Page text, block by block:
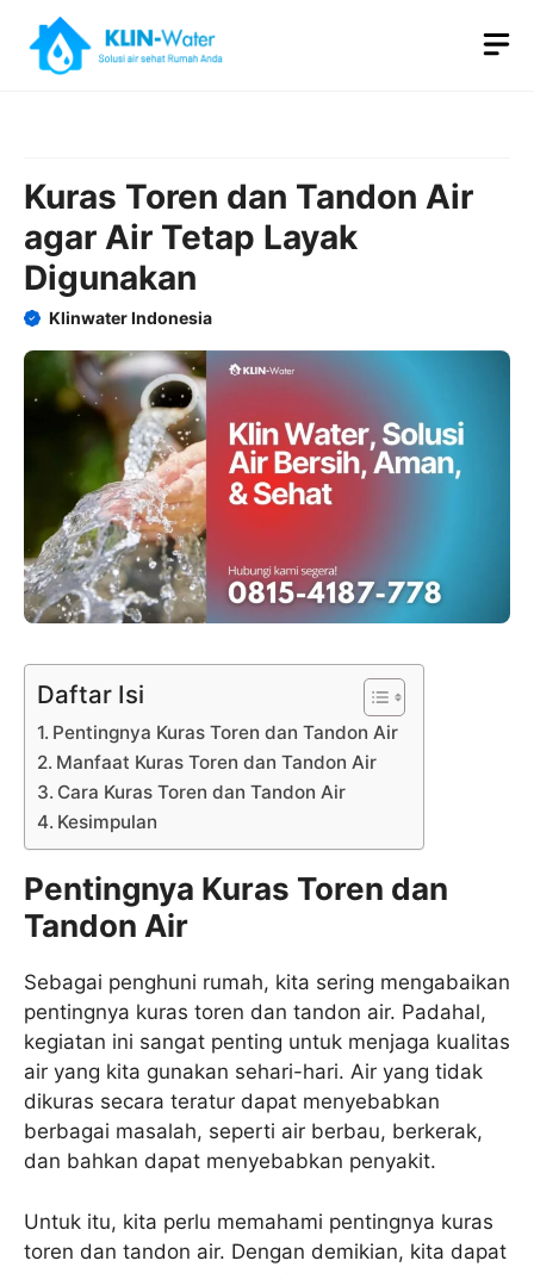
content
Kuras Toren dan Tandon Air
agar Air Tetap Layak
Digunakan
Klinwater Indonesia
Daftar Isi
Pentingnya Kuras Toren dan Tandon Air
Manfaat Kuras Toren dan Tandon Air
Cara Kuras Toren dan Tandon Air
Kesimpulan
Pentingnya Kuras Toren dan
Tandon Air
Sebagai penghuni rumah, kita sering mengabaikan
pentingnya kuras toren dan tandon air. Padahal,
kegiatan ini sangat penting untuk menjaga kualitas
air yang kita gunakan sehari-hari. Air yang tidak
dikuras secara teratur dapat menyebabkan
berbagai masalah, seperti air berbau, berkerak,
dan bahkan dapat menyebabkan penyakit.
Untuk itu, kita perlu memahami pentingnya kuras
toren dan tandon air. Dengan demikian, kita dapat